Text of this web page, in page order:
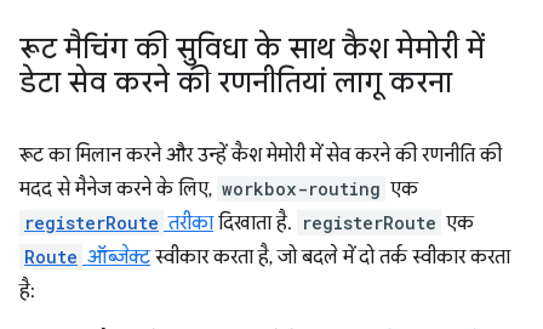
रूट मैचिंग की सुविधा के साथ कैश मेमोरी में
डेटा सेव करने की रणनीतियां लागू करना
रूट का मिलान करने और उन्हें कैश मेमोरी में सेव करने की रणनीति की
मदद से मैनेज करने के लिए, workbox-routing एक
registerRoute तरीकादिखाता है. registerRoute एक
Route ऑब्जेक्टस्वीकार करता है, जो बदले में दो तर्क स्वीकार करता
है: